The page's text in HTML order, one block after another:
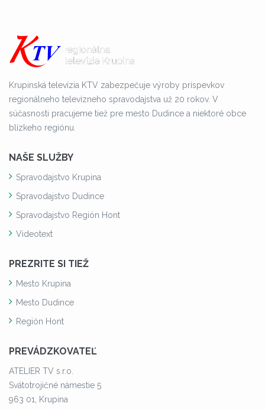
Krupinská televízia KTV zabezpečuje výroby príspevkov
regionálneho televízneho spravodajstva už 20 rokov. V
súčasnosti pracujeme tiež pre mesto Dudince a niektoré obce
blízkeho regiónu.
NAŠE SLUŽBY
Spravodajstvo Krupina
Spravodajstvo Dudince
Spravodajstvo Región Hont
Videotext
PREZRITE SI TIEŽ
Mesto Krupina
Mesto Dudince
Región Hont
PREVÁDZKOVATEĽ
ATELIER TV s.r.o.
Svätotrojičné námestie 5
963 01, Krupina